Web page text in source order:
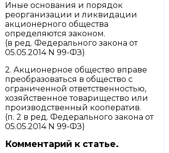
Иные основания и порядок
реорганизации и ликвидации
акционерного общества
определяются законом.
(в ред. Федерального закона от
05.05.2014 N 99-ФЗ)
2. Акционерное общество вправе
преобразоваться в общество с
ограниченной ответственностью,
хозяйственное товарищество или
производственный кооператив.
(п. 2 в ред. Федерального закона от
05.05.2014 N 99-ФЗ)
Комментарий к статье.